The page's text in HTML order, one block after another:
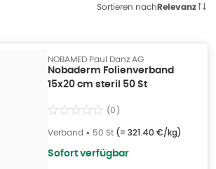
Sortieren nachRelevanz
NOBAMED Paul Danz AG
Nobaderm Folienverband
15x20 cm steril 50 St
(0)
Verband • 50 St (= 321.40 €/kg)
Sofort verfügbar